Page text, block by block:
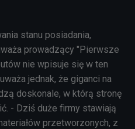
stanu posiadania,
prowadzący "Pierwsze
nie wpisuje się w ten
jednak, że giganci na
doskonale, w którą stronę
- Dziś duże firmy stawiają
przetworzonych, z